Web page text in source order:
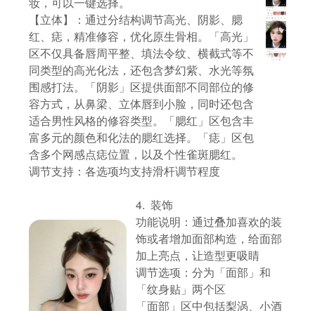
【立体】：通过分结构调节高光、阴影、腮
红、痣，精准修容，优化原生骨相。「高光」
区不仅具备唇周平整、填法令纹、横截式等不
同类型的高光化法，还包含梦幻紫、水光等氛
围感打法。「阴影」区提供面部不同部位的修
容方式，从鼻梁、立体唇到小脸，同时还包含
适合男性风格的修容类型。「腮红」区包含丰
富多元的颜色和化法的腮红选择。「痣」区包
含多个网感点痣位置，以及个性雀斑腮红。
调节支持：各选项均支持滑杆调节程度
4. 装饰
功能说明：通过叠加喜欢的装
饰或者增加面部构造，给面部
加上亮点，让造型更吸睛
调节选项：分为「面部」和
「纹身贴」两个区
「面部」区中包括梨涡、小酒